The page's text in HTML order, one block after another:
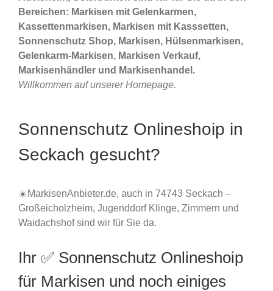
Bereichen: Markisen mit Gelenkarmen,
Kassettenmarkisen, Markisen mit Kasssetten,
Sonnenschutz Shop, Markisen, Hülsenmarkisen,
Gelenkarm-Markisen, Markisen Verkauf,
Markisenhändler und Markisenhandel.
Willkommen auf unserer Homepage.
Sonnenschutz Onlineshoip in
Seckach gesucht?
☀️MarkisenAnbieter.de, auch in 74743 Seckach –
Großeicholzheim, Jugenddorf Klinge, Zimmern und
Waidachshof sind wir für Sie da.
Ihr ✅ Sonnenschutz Onlineshoip
für Markisen und noch einiges